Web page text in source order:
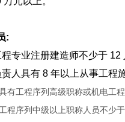
:
程专业注册建造师不少于 12
责人具有 8 年以上从事工程
有工程序列高级职称或机电工
程序列中级以上职称人员不少